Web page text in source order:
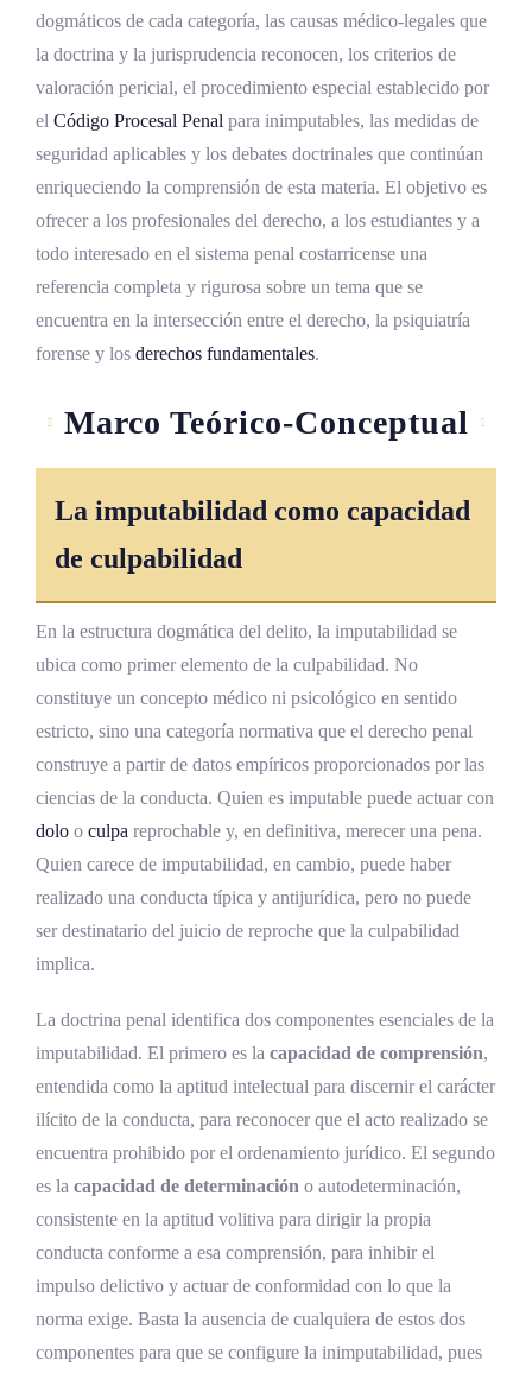
Demencias y discapacidad intelectual
El debate sobre los trastornos de
personalidad
Grave perturbación de la conciencia
Estados crepusculares y embriaguez
patológica
Intoxicación involuntaria y
reacciones de corto circuito
Efectos jurídicos de la inimputabilidad
La declaración de inimputabilidad no es
absolución
Duración, revisión periódica y
proporcionalidad
Responsabilidad civil del inimputable
Procedimiento especial para inimputables
Marco procesal y garantías
El peritaje psiquiátrico y psicológico
forense
Internamiento provisional como medida
cautelar
Imputabilidad disminuida en el derecho
penal costarricense
Causas de imputabilidad disminuida
compensados
Discapacidad intelectual leve o
moderada
Intoxicación parcial y estados
emocionales intensos
Efectos jurídicos: atenuación de la pena
Discrecionalidad judicial y criterios de
dogmáticos de cada categoría, las causas médico-legales que
la doctrina y la jurisprudencia reconocen, los criterios de
valoración pericial, el procedimiento especial establecido por
el Código Procesal Penal para inimputables, las medidas de
seguridad aplicables y los debates doctrinales que continúan
enriqueciendo la comprensión de esta materia. El objetivo es
ofrecer a los profesionales del derecho, a los estudiantes y a
todo interesado en el sistema penal costarricense una
referencia completa y rigurosa sobre un tema que se
encuentra en la intersección entre el derecho, la psiquiatría
forense y los derechos fundamentales.
Marco Teórico-Conceptual
La imputabilidad como capacidad
de culpabilidad
En la estructura dogmática del delito, la imputabilidad se
ubica como primer elemento de la culpabilidad. No
constituye un concepto médico ni psicológico en sentido
estricto, sino una categoría normativa que el derecho penal
construye a partir de datos empíricos proporcionados por las
ciencias de la conducta. Quien es imputable puede actuar con
dolo o culpa reprochable y, en definitiva, merecer una pena.
Quien carece de imputabilidad, en cambio, puede haber
realizado una conducta típica y antijurídica, pero no puede
ser destinatario del juicio de reproche que la culpabilidad
implica.
La doctrina penal identifica dos componentes esenciales de la
imputabilidad. El primero es la capacidad de comprensión,
entendida como la aptitud intelectual para discernir el carácter
ilícito de la conducta, para reconocer que el acto realizado se
encuentra prohibido por el ordenamiento jurídico. El segundo
es la capacidad de determinación o autodeterminación,
consistente en la aptitud volitiva para dirigir la propia
conducta conforme a esa comprensión, para inhibir el
impulso delictivo y actuar de conformidad con lo que la
norma exige. Basta la ausencia de cualquiera de estos dos
componentes para que se configure la inimputabilidad, pues